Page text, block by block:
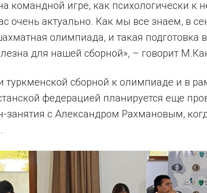
командной игре, как психологически к
очень актуально. Как мы все знаем, в
олимпиада, и такая подготовка в
для нашей сборной», – говорит
туркменской сборной к олимпиаде и в
федерацией планируется еще
занятия с Александром Рахмановым,